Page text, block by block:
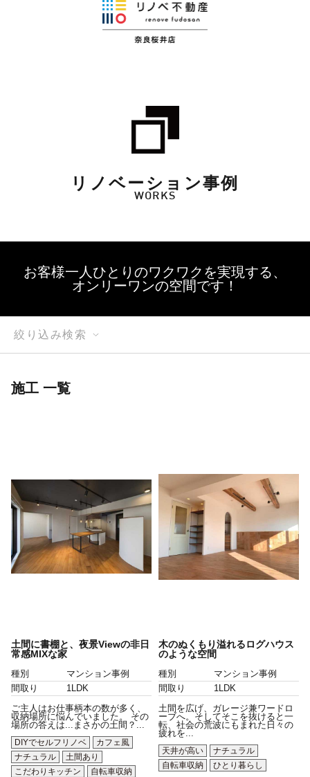
リノベーション事例
WORKS
お客様一人ひとりのワクワクを実現する、
オンリーワンの空間です！
絞り込み検索
施工 一覧
土間に書棚と、夜景Viewの非日
常感MIXな家
種別
マンション事例
間取り
1LDK
ご主人はお仕事柄本の数が多く、
収納場所に悩んでいました。 その
場所の答えは...まさかの土間？...
DIYでセルフリノベ
カフェ風
ナチュラル
土間あり
こだわりキッチン
自転車収納
木のぬくもり溢れるログハウス
のような空間
種別
マンション事例
間取り
1LDK
土間を広げ、ガレージ兼ワードロ
ーブへ。そしてそこを抜けると一
転、社会の荒波にもまれた日々の
疲れを...
天井が高い
ナチュラル
自転車収納
ひとり暮らし